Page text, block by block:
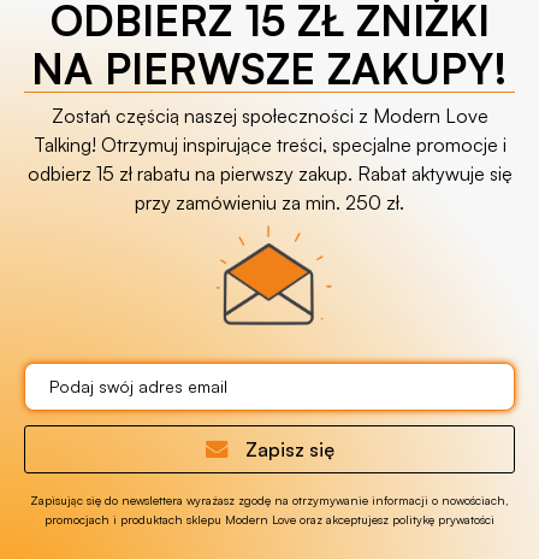
ODBIERZ 15 ZŁ ZNIŻKI
NA PIERWSZE ZAKUPY!
Zostań częścią naszej społeczności z Modern Love
Talking! Otrzymuj inspirujące treści, specjalne promocje i
odbierz 15 zł rabatu na pierwszy zakup. Rabat aktywuje się
przy zamówieniu za min. 250 zł.
Zapisz się
Zapisując się do newslettera wyrażasz zgodę na otrzymywanie informacji o nowościach,
promocjach i produktach sklepu Modern Love oraz akceptujesz politykę prywatości